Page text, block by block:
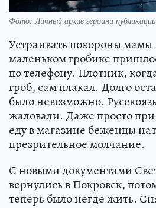
Фото: Личный архив героини публикации
Устраивать похороны
маленьком гробике
по телефону. Плотник,
гроб, сам плакал. Долго
было невозможно.
жаловали. Даже просто
еду в магазине беженцы
презрительное молчание.
С новыми документами
вернулись в Покровск,
теперь было негде жить.